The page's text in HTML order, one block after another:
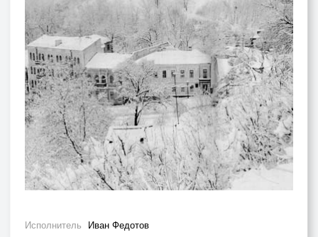
Исполнитель Иван Федотов